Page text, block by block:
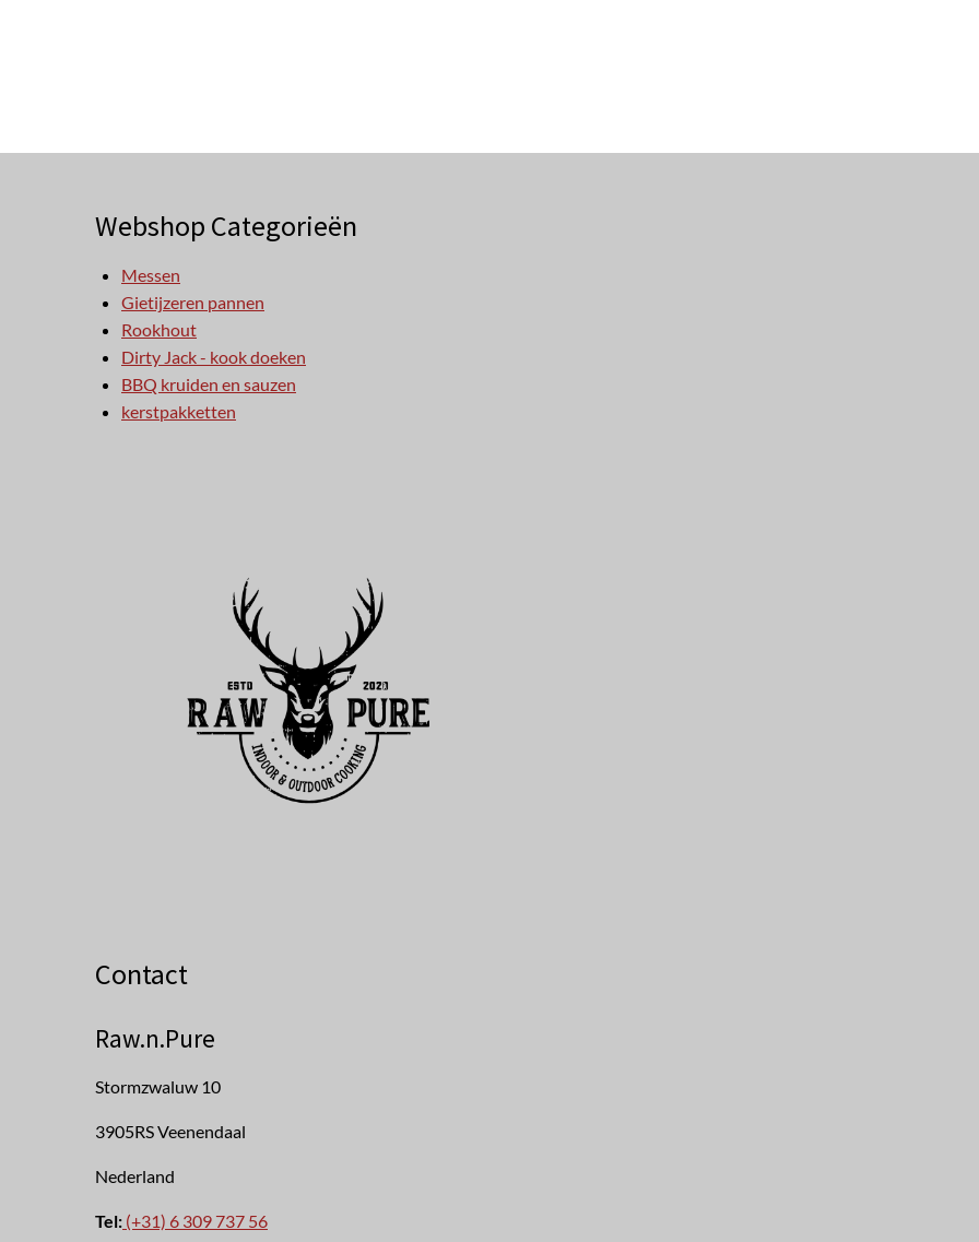
Webshop Categorieën
Messen
Gietijzeren pannen
Rookhout
Dirty Jack - kook doeken
BBQ kruiden en sauzen
kerstpakketten
Contact
Raw.n.Pure
Stormzwaluw 10
3905RS Veenendaal
Nederland
Tel: (+31) 6 309 737 56